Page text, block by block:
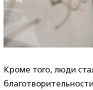
Кроме того, люди